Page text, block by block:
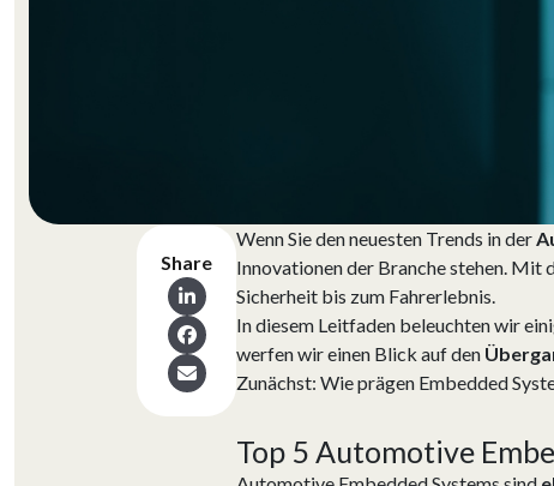
Share
Wenn Sie den neuesten Trends in der
Innovationen der Branche stehen. Mit
Sicherheit bis zum Fahrerlebnis.
In diesem Leitfaden beleuchten wir
werfen wir einen Blick auf den
Zunächst: Wie prägen Embedded
Top 5 Automotive